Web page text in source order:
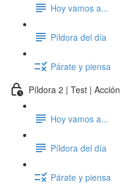
Hoy vamos a...
Píldora del día
Párate y piensa
Píldora 2 | Test | Acción
Hoy vamos a...
Píldora del día
Párate y piensa